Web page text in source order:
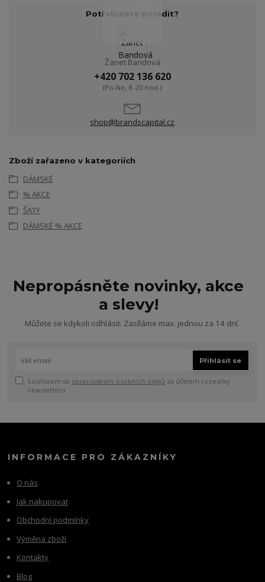
Potřebujete poradit?
Žanet Bandová
+420 702 136 620
(Po-Ne, 8-20 hod.)
shop@brandscapital.cz
Zboží zařazeno v kategoriích
DÁMSKÉ
% AKCE
ŠATY
DÁMSKÉ % AKCE
Nepropásněte novinky, akce
a slevy!
Můžete se kdykoli odhlásit. Zasíláme max. jednou za 14 dní.
Přihlásit se
Souhlasím se zpracováním osobních údajů za účelem rozesílky
newsletteru.
INFORMACE PRO ZÁKAZNÍKY
O nás
Jak nakupovat
Obchodní podmínky
Výměna zboží
Kontakty
Blog